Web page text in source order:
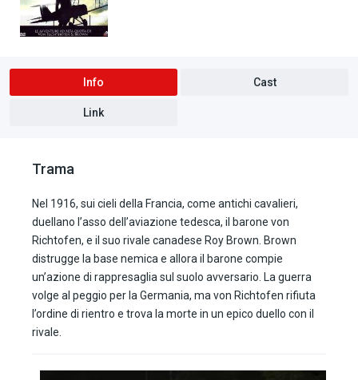
Info Cast
Link
Trama
Nel 1916, sui cieli della Francia, come antichi cavalieri,
duellano l’asso dell’aviazione tedesca, il barone von
Richtofen, e il suo rivale canadese Roy Brown. Brown
distrugge la base nemica e allora il barone compie
un’azione di rappresaglia sul suolo avversario. La guerra
volge al peggio per la Germania, ma von Richtofen rifiuta
l’ordine di rientro e trova la morte in un epico duello con il
rivale.